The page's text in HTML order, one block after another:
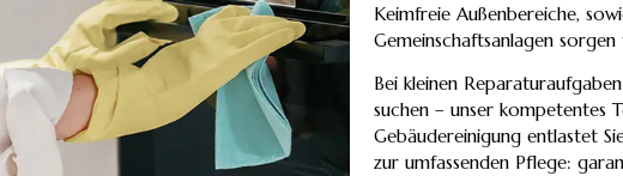
Keimfreie Außenbereiche,
Gemeinschaftsanlagen
Bei kleinen
suchen – unser kompetentes
Gebäudereinigung entlastet
zur umfassenden Pflege: